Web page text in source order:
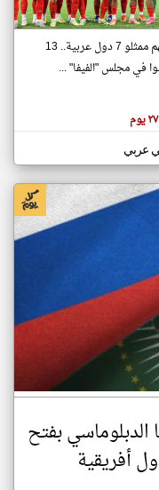
الدولة
على مدار الساعة
العاجلة والمباشرة
بينهم ممثلو 7 دول عربية.. 13
في مجلس "الفيفا" ...
عربي
بفتح